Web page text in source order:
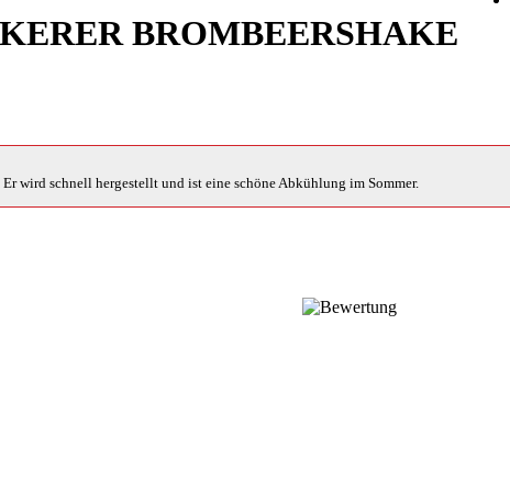
BROMBEERSHAKE
wird schnell hergestellt und ist eine schöne Abkühlung im Sommer.